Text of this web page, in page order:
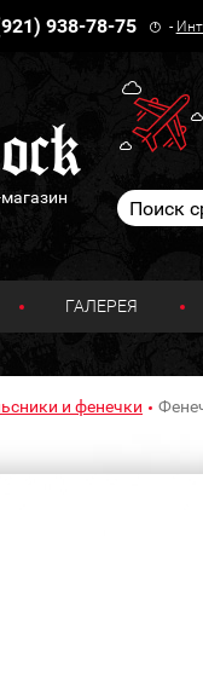
938-78-75 -
ГАЛЕРЕЯ
и фенечки